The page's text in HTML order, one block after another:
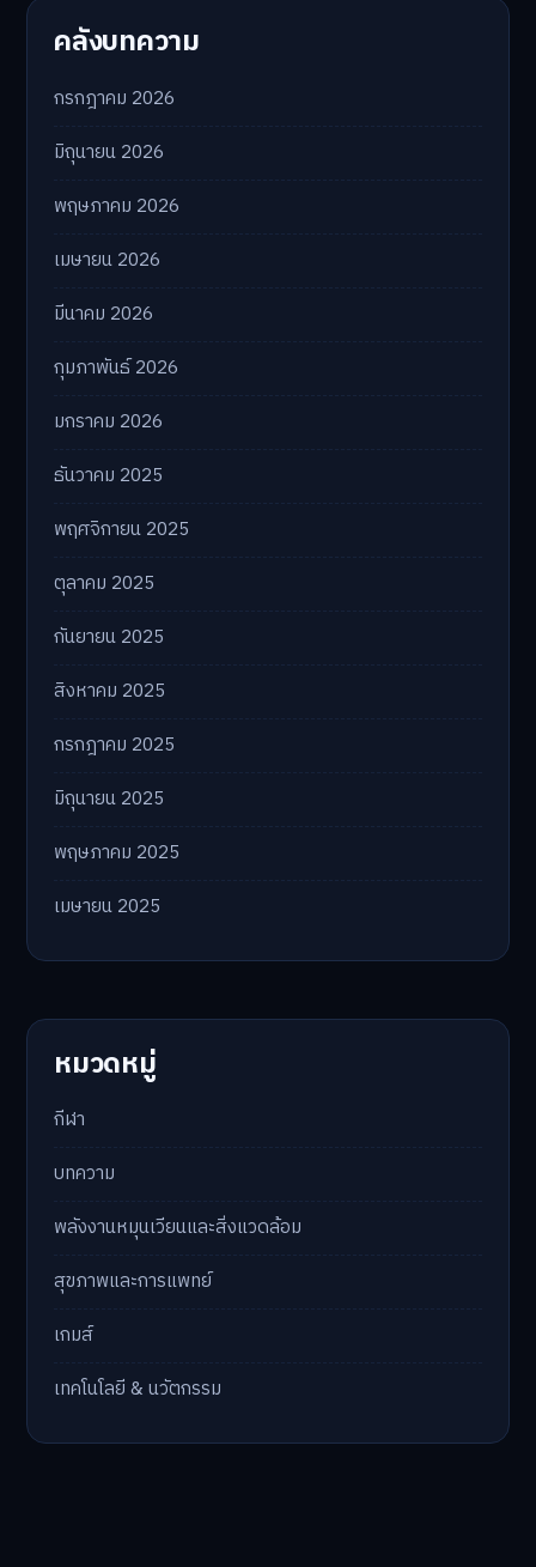
คลังบทความ
กรกฎาคม 2026
มิถุนายน 2026
พฤษภาคม 2026
เมษายน 2026
มีนาคม 2026
กุมภาพันธ์ 2026
มกราคม 2026
ธันวาคม 2025
พฤศจิกายน 2025
ตุลาคม 2025
กันยายน 2025
สิงหาคม 2025
กรกฎาคม 2025
มิถุนายน 2025
พฤษภาคม 2025
เมษายน 2025
หมวดหมู่
กีฬา
บทความ
พลังงานหมุนเวียนและสิ่งแวดล้อม
สุขภาพและการแพทย์
เกมส์
เทคโนโลยี & นวัตกรรม